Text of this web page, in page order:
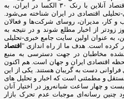
اقتصاد آنلاین با رنک ۳۰ الکسا در ایران، به
اقتصادی در ایران شناخته می‌شود.
و کار، مدیران، روسای شرکت‌ها و فعالان
زودتر از اخبار مطلع شوند و در نتیجه به
به عنوان اولین سایت جامع خبری-تحلیلی
اقتصاد
نشده مخاطبان در جهت دسترسی به منبع
اقتصادی ایران و جهان است. هم اکنون
فراوانی دست به گریبان هستند. یکی از این
و مطمئنی است که اخبار و تحلیل های
و چهار ساعت شبانه‌روز در اختیار آنان
چنین رسانه‌ای موجبات عدم تحرک بازار